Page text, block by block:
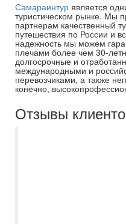
Самараинтур является
туристическом рынке. Мы
партнерам качественный
путешествия по России и
надежность мы можем
плечами более чем 30-
долгосрочные и
международными и
перевозчиками, а также
конечно,
Отзывы